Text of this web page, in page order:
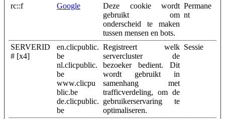
rc::f Google
Deze cookie wordt
gebruikt om
onderscheid te maken
tussen mensen en bots.
Permane
nt
SERVERID
# [x4]
en.clicpublic.
be
nl.clicpublic.
be
www.clicpu
blic.be
de.clicpublic.
be
Registreert welk
servercluster de
bezoeker bedient. Dit
wordt gebruikt in
samenhang met
trafficverdeling, om de
gebruikerservaring te
optimaliseren.
Sessie